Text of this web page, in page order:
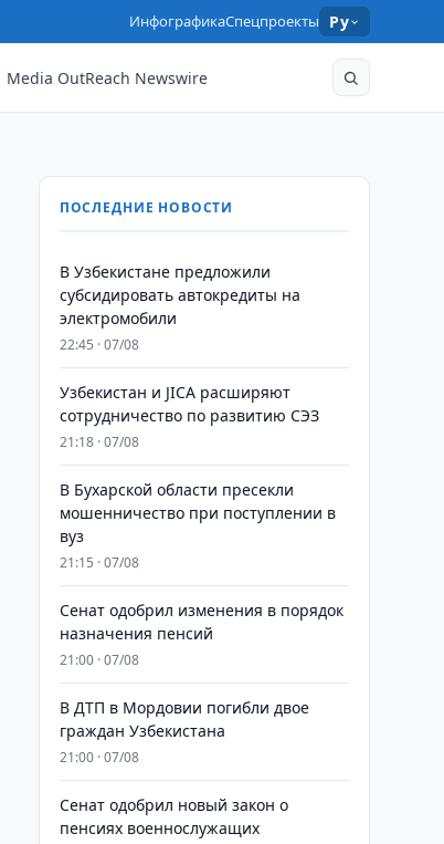
ИнфографикаСпецпроекты Ру
Media OutReach Newswire
ПОСЛЕДНИЕ НОВОСТИ
В Узбекистане предложили
субсидировать автокредиты на
электромобили
22:45 · 07/08
Узбекистан и JICA расширяют
сотрудничество по развитию СЭЗ
21:18 · 07/08
В Бухарской области пресекли
мошенничество при поступлении в
вуз
21:15 · 07/08
Сенат одобрил изменения в порядок
назначения пенсий
21:00 · 07/08
В ДТП в Мордовии погибли двое
граждан Узбекистана
21:00 · 07/08
Сенат одобрил новый закон о
пенсиях военнослужащих